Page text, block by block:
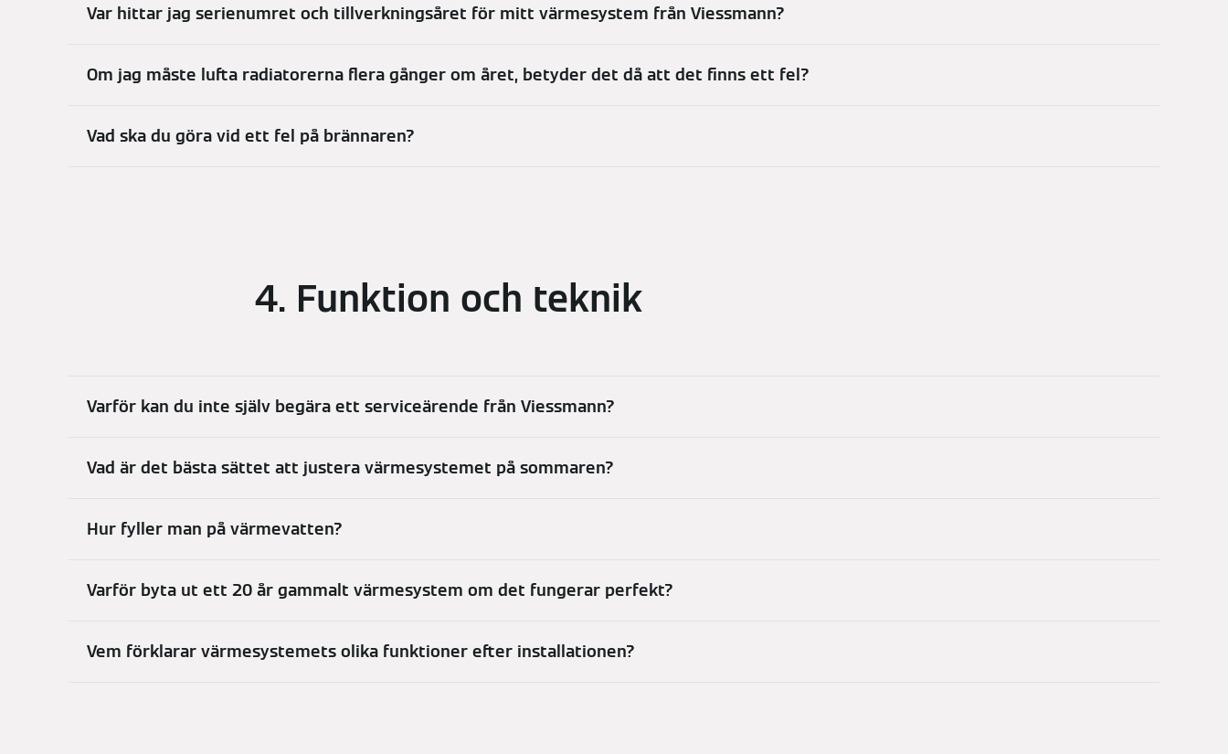
Var hittar jag serienumret och tillverkningsåret för mitt värmesystem från Viessmann?
Om jag måste lufta radiatorerna flera gånger om året, betyder det då att det finns ett fel?
Vad ska du göra vid ett fel på brännaren?
4. Funktion och teknik
Varför kan du inte själv begära ett serviceärende från Viessmann?
Vad är det bästa sättet att justera värmesystemet på sommaren?
Hur fyller man på värmevatten?
Varför byta ut ett 20 år gammalt värmesystem om det fungerar perfekt?
Vem förklarar värmesystemets olika funktioner efter installationen?